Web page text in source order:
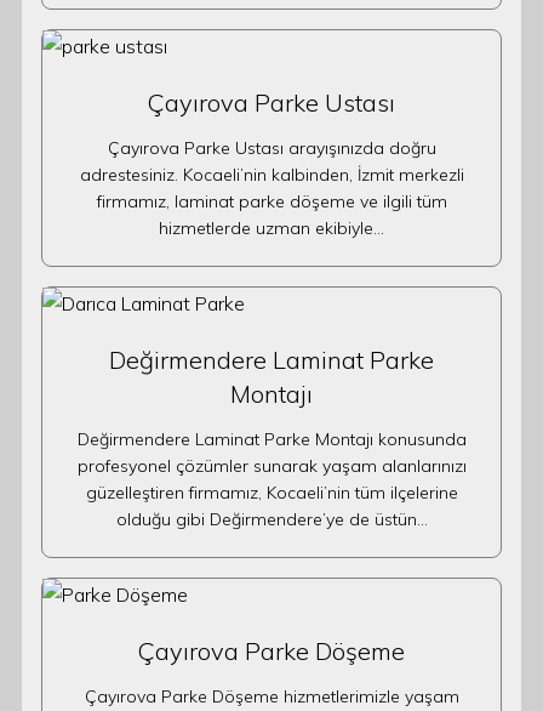
Çayırova Parke Ustası
Çayırova Parke Ustası arayışınızda doğru
adrestesiniz. Kocaeli’nin kalbinden, İzmit merkezli
firmamız, laminat parke döşeme ve ilgili tüm
hizmetlerde uzman ekibiyle…
Değirmendere Laminat Parke
Montajı
Değirmendere Laminat Parke Montajı konusunda
profesyonel çözümler sunarak yaşam alanlarınızı
güzelleştiren firmamız, Kocaeli’nin tüm ilçelerine
olduğu gibi Değirmendere’ye de üstün…
Çayırova Parke Döşeme
Çayırova Parke Döşeme hizmetlerimizle yaşam